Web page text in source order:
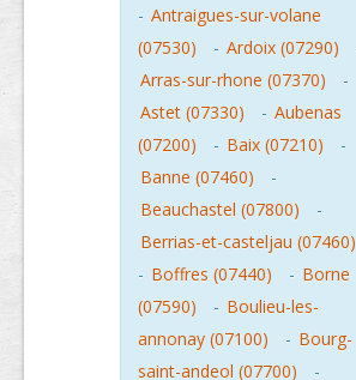
- Antraigues-sur-volane
(07530)
- Ardoix (07290)
Arras-sur-rhone (07370)
-
Astet (07330)
- Aubenas
(07200)
- Baix (07210)
-
Banne (07460)
-
Beauchastel (07800)
-
Berrias-et-casteljau (07460)
- Boffres (07440) - Borne
(07590)
- Boulieu-les-
annonay (07100)
- Bourg-
saint-andeol (07700)
-